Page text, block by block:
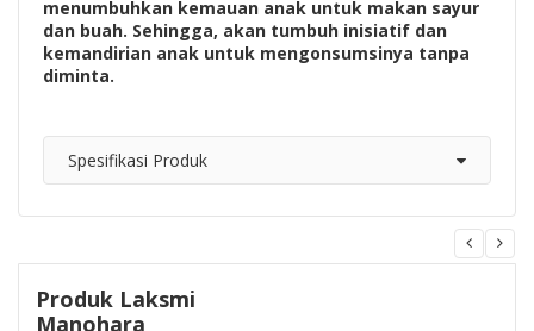
menumbuhkan kemauan anak untuk makan sayur
dan buah. Sehingga, akan tumbuh inisiatif dan
kemandirian anak untuk mengonsumsinya tanpa
diminta.
Spesifikasi Produk
Produk Laksmi
Manohara